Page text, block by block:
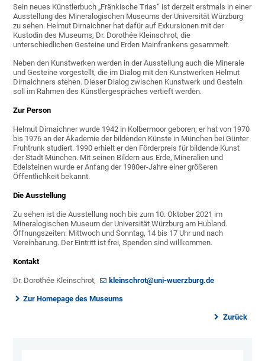
Sein neues Künstlerbuch „Fränkische Trias“ ist derzeit erstmals in einer
Ausstellung des Mineralogischen Museums der Universität Würzburg
zu sehen. Helmut Dirnaichner hat dafür auf Exkursionen mit der
Kustodin des Museums, Dr. Dorothée Kleinschrot, die
unterschiedlichen Gesteine und Erden Mainfrankens gesammelt.
Neben den Kunstwerken werden in der Ausstellung auch die Minerale
und Gesteine vorgestellt, die im Dialog mit den Kunstwerken Helmut
Dirnaichners stehen. Dieser Dialog zwischen Kunstwerk und Gestein
soll im Rahmen des Künstlergespräches vertieft werden.
Zur Person
Helmut Dirnaichner wurde 1942 in Kolbermoor geboren; er hat von 1970
bis 1976 an der Akademie der bildenden Künste in München bei Günter
Fruhtrunk studiert. 1990 erhielt er den Förderpreis für bildende Kunst
der Stadt München. Mit seinen Bildern aus Erde, Mineralien und
Edelsteinen wurde er Anfang der 1980er-Jahre einer größeren
Öffentlichkeit bekannt.
Die Ausstellung
Zu sehen ist die Ausstellung noch bis zum 10. Oktober 2021 im
Mineralogischen Museum der Universität Würzburg am Hubland.
Öffnungszeiten: Mittwoch und Sonntag, 14 bis 17 Uhr und nach
Vereinbarung. Der Eintritt ist frei, Spenden sind willkommen.
Kontakt
Dr. Dorothée Kleinschrot, kleinschrot@uni-wuerzburg.de
Zur Homepage des Museums
Zurück